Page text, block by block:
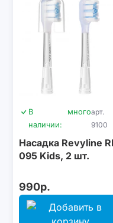
В
наличии:
многоарт.
9100
Насадка Revyline
095 Kids, 2 шт.
990р.